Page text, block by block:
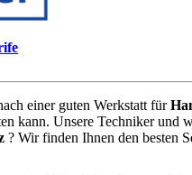
einer guten Werkstatt für
kann. Unsere Techniker und
? Wir finden Ihnen den besten